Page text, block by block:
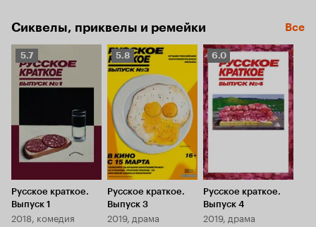
пропавшего парня по имени Костик.
Сиквелы, приквелы и ремейки Все
Рейтинг
Кинопоиска
5.7
5.7
Русское краткое.
Выпуск 1
2018, комедия
Рейтинг
Кинопоиска
5.8
5.8
Русское краткое.
Выпуск 3
2019, драма
Рейтинг
Кинопоиска
6.0
6.0
Русское краткое.
Выпуск 4
2019, драма